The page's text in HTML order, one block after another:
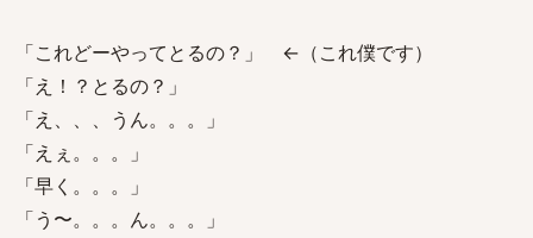
「これどーやってとるの？」 ←（これ僕です）
「え！？とるの？」
「え、、、うん。。。」
「えぇ。。。」
「早く。。。」
「う〜。。。ん。。。」